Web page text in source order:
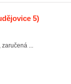
5)
zaručená ...